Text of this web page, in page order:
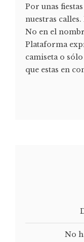
Por unas
nuestras
No en el
Plataforma
camiseta o
que estas en
No